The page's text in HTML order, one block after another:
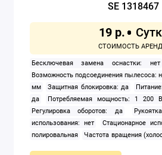
SE 1318467
19 р.
Бесключевая замена оснастки: нет
Возможность подсоединения пылесоса:
мм
Защитная блокировка: да
да
Потребляемая мощность: 1 200
Регулировка оборотов: да
использования: нет
Стационарное
полировальная
Частота вращения